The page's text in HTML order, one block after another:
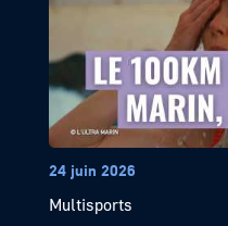
24 juin 2026
Multisports